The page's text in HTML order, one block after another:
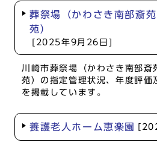
葬祭場（かわさき南部斎
苑）
[2025年9月26日]
川崎市葬祭場（かわさき南部斎
苑）の指定管理状況、年度評価
を掲載しています。
養護老人ホーム恵楽園